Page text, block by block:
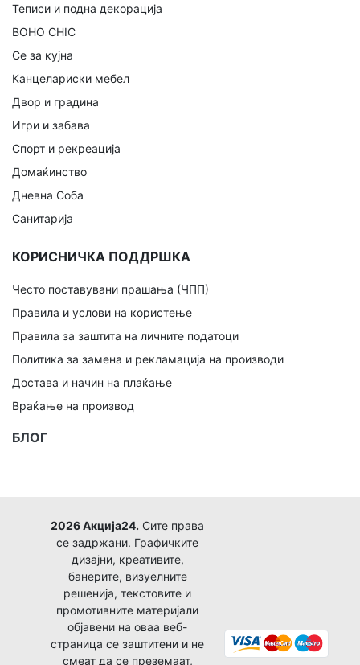
Теписи и подна декорација
BOHO CHIC
Се за кујна
Канцелариски мебел
Двор и градина
Игри и забава
Спорт и рекреација
Домаќинство
Дневна Соба
Санитарија
КОРИСНИЧКА ПОДДРШКА
Често поставувани прашања (ЧПП)
Правила и услови на користење
Правила за заштита на личните податоци
Политика за замена и рекламација на производи
Достава и начин на плаќање
Враќање на производ
БЛОГ
2026 Акција24. Сите права
се задржани. Графичките
дизајни, креативите,
банерите, визуелните
решенија, текстовите и
промотивните материјали
објавени на оваа веб-
страница се заштитени и не
смеат да се преземаат,